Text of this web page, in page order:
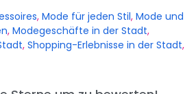
, Mode für jeden Stil, Mode und
, Modegeschäfte in der Stadt,
, Shopping-Erlebnisse in der Stadt,